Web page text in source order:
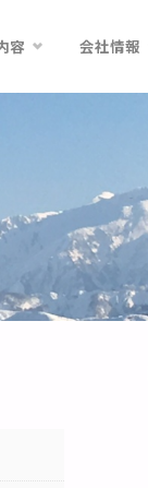
容 会社情報